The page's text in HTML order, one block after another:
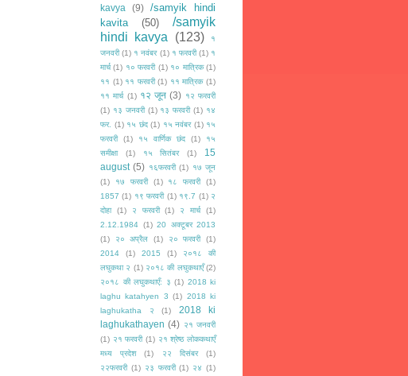
kavya
(9)
/samyik hindi
kavita
(50)
/samyik
hindi kavya
(123)
१
जनवरी (1) १ नवंबर (1) १ फरवरी (1) १
मार्च (1) १० फरवरी (1) १० मात्रिक (1)
११ (1) ११ फरवरी (1) ११ मात्रिक (1)
११ मार्च (1) १२ जून (3) १२ फरवरी
(1) १३ जनवरी (1) १३ फरवरी (1) १४
फर. (1) १५ छंद (1) १५ नवंबर (1) १५
फरवरी
(1) १५ वार्णिक छंद (1)
१५
समीक्षा
(1) १५ सितंबर (1)
15
august (5) १६फरवरी (1) १७ जून
(1)
१७ फरवरी (1) १८ फरवरी
(1)
1857 (1) १९ फरवरी (1) १९.7 (1) २
दोहा
(1) २ फरवरी (1) २ मार्च
(1)
2.12.1984 (1) 20 अक्टूबर 2013
(1)
२० अप्रैल (1) २० फरवरी
(1)
2014
(1) 2015 (1)
२०१८ की
लघुकथा २ (1) २०१८ की लघुकथाएँ (2)
२०१८ की लघुकथाएँ: ३ (1) 2018 ki
laghu katahyen 3 (1) 2018 ki
laghukatha २
(1)
2018 ki
laghukathayen (4) २१ जनवरी
(1) २१ फरवरी (1) २१ श्रेष्ठ लोककथाएँ
मध्य प्रदेश
(1) २२ दिसंबर
(1)
२२फरवरी (1) २३ फरवरी (1) २४ (1)